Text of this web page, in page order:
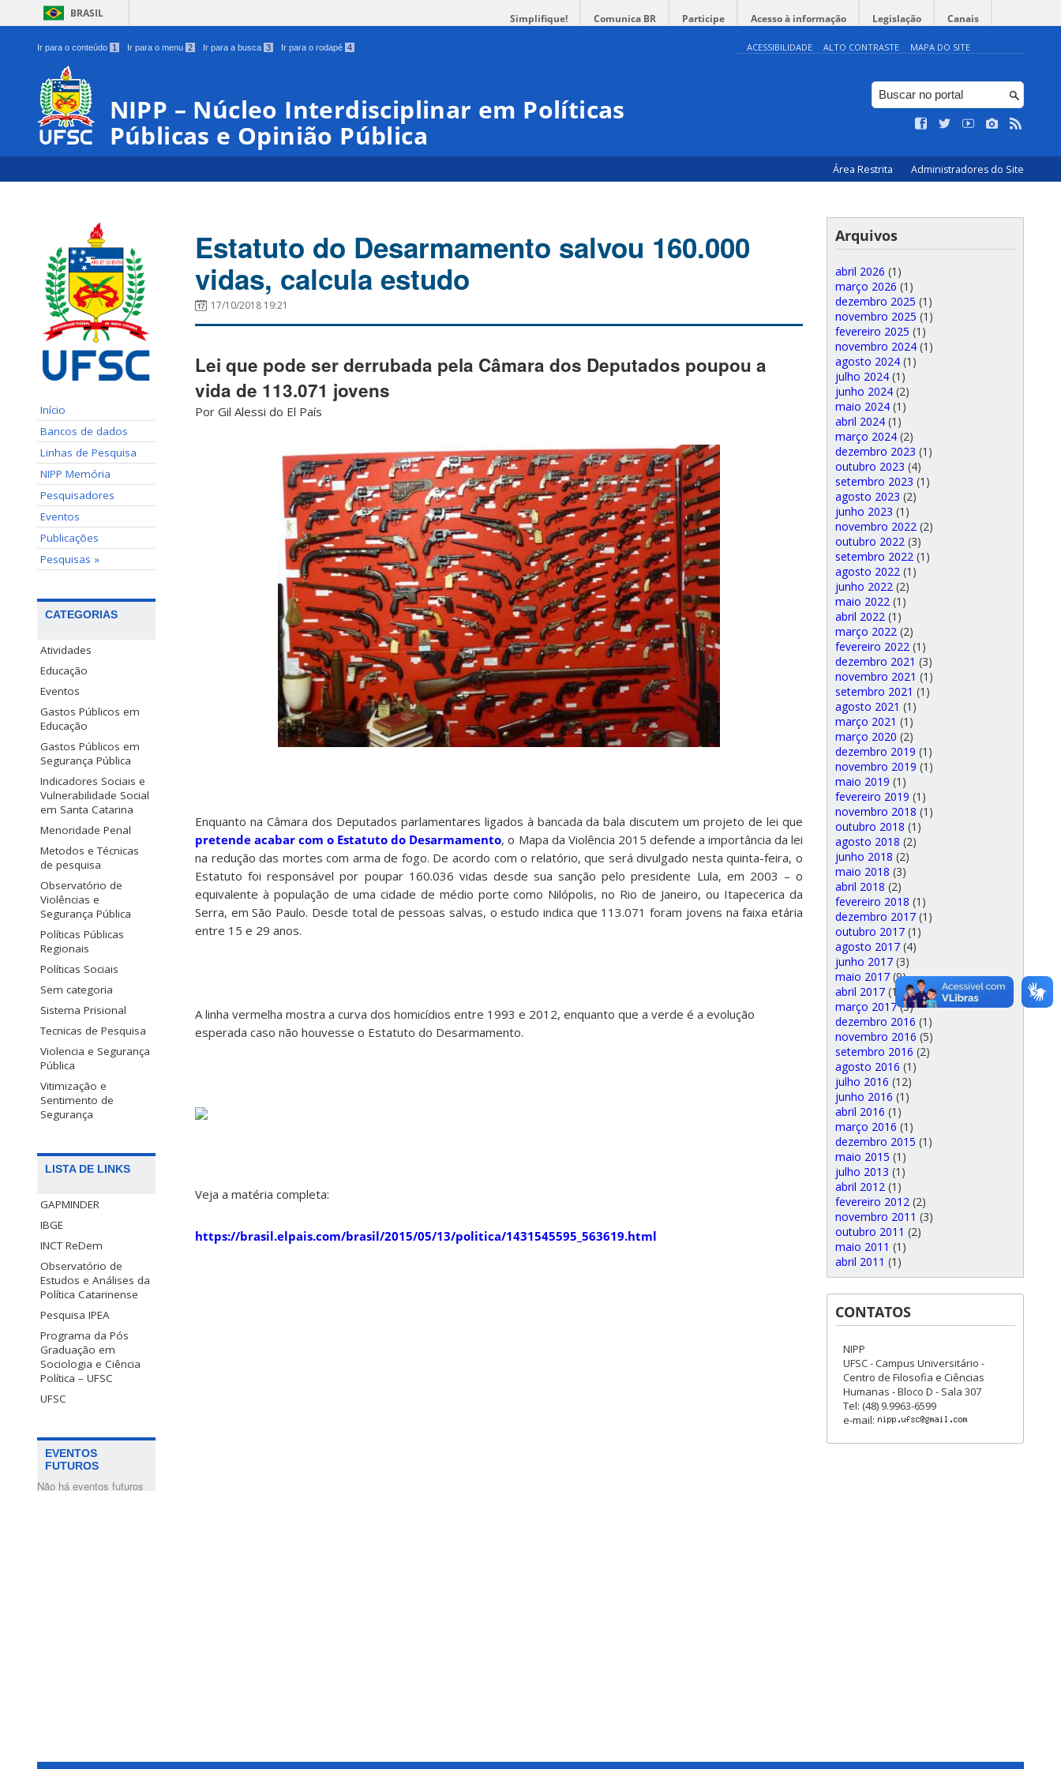
BRASIL Simplifique! Comunica BR Participe Acesso à informação Legislação Canais
Ir para o conteúdo 1 Ir para o menu 2 Ir para a busca 3 Ir para o rodapé 4 ACESSIBILIDADE ALTO CONTRASTE MAPA DO SITE
NIPP – Núcleo Interdisciplinar em Políticas
Públicas e Opinião Pública
Área Restrita Administradores do Site
Início
Bancos de dados
Linhas de Pesquisa
NIPP Memória
Pesquisadores
Eventos
Publicações
Pesquisas »
CATEGORIAS
Atividades
Educação
Eventos
Gastos Públicos em
Educação
Gastos Públicos em
Segurança Pública
Indicadores Sociais e
Vulnerabilidade Social
em Santa Catarina
Menoridade Penal
Metodos e Técnicas
de pesquisa
Observatório de
Violências e
Segurança Pública
Políticas Públicas
Regionais
Políticas Sociais
Sem categoria
Sistema Prisional
Tecnicas de Pesquisa
Violencia e Segurança
Pública
Vitimização e
Sentimento de
Segurança
LISTA DE LINKS
GAPMINDER
IBGE
INCT ReDem
Observatório de
Estudos e Análises da
Política Catarinense
Pesquisa IPEA
Programa da Pós
Graduação em
Sociologia e Ciência
Política – UFSC
UFSC
EVENTOS
FUTUROS
Não há eventos futuros
Estatuto do Desarmamento salvou 160.000
vidas, calcula estudo
17/10/2018 19:21
Lei que pode ser derrubada pela Câmara dos Deputados poupou a
vida de 113.071 jovens
Por Gil Alessi do El País
Enquanto na Câmara dos Deputados parlamentares ligados à bancada da bala discutem um projeto de lei que
pretende acabar com o Estatuto do Desarmamento, o Mapa da Violência 2015 defende a importância da lei
na redução das mortes com arma de fogo. De acordo com o relatório, que será divulgado nesta quinta-feira, o
Estatuto foi responsável por poupar 160.036 vidas desde sua sanção pelo presidente Lula, em 2003 – o
equivalente à população de uma cidade de médio porte como Nilópolis, no Rio de Janeiro, ou Itapecerica da
Serra, em São Paulo. Desde total de pessoas salvas, o estudo indica que 113.071 foram jovens na faixa etária
entre 15 e 29 anos.
A linha vermelha mostra a curva dos homicídios entre 1993 e 2012, enquanto que a verde é a evolução
esperada caso não houvesse o Estatuto do Desarmamento.
Veja a matéria completa:
https://brasil.elpais.com/brasil/2015/05/13/politica/1431545595_563619.html
Arquivos
abril 2026 (1)
março 2026 (1)
dezembro 2025 (1)
novembro 2025 (1)
fevereiro 2025 (1)
novembro 2024 (1)
agosto 2024 (1)
julho 2024 (1)
junho 2024 (2)
maio 2024 (1)
abril 2024 (1)
março 2024 (2)
dezembro 2023 (1)
outubro 2023 (4)
setembro 2023 (1)
agosto 2023 (2)
junho 2023 (1)
novembro 2022 (2)
outubro 2022 (3)
setembro 2022 (1)
agosto 2022 (1)
junho 2022 (2)
maio 2022 (1)
abril 2022 (1)
março 2022 (2)
fevereiro 2022 (1)
dezembro 2021 (3)
novembro 2021 (1)
setembro 2021 (1)
agosto 2021 (1)
março 2021 (1)
março 2020 (2)
dezembro 2019 (1)
novembro 2019 (1)
maio 2019 (1)
fevereiro 2019 (1)
novembro 2018 (1)
outubro 2018 (1)
agosto 2018 (2)
junho 2018 (2)
maio 2018 (3)
abril 2018 (2)
fevereiro 2018 (1)
dezembro 2017 (1)
outubro 2017 (1)
agosto 2017 (4)
junho 2017 (3)
maio 2017 (9)
abril 2017 (1)
março 2017(3)
dezembro 2016 (1)
novembro 2016 (5)
setembro 2016 (2)
agosto 2016 (1)
julho 2016 (12)
junho 2016 (1)
abril 2016 (1)
março 2016 (1)
dezembro 2015 (1)
maio 2015 (1)
julho 2013 (1)
abril 2012 (1)
fevereiro 2012 (2)
novembro 2011 (3)
outubro 2011 (2)
maio 2011 (1)
abril 2011 (1)
CONTATOS
NIPP
UFSC - Campus Universitário -
Centro de Filosofia e Ciências
Humanas - Bloco D - Sala 307
Tel: (48) 9.9963-6599
e-mail: